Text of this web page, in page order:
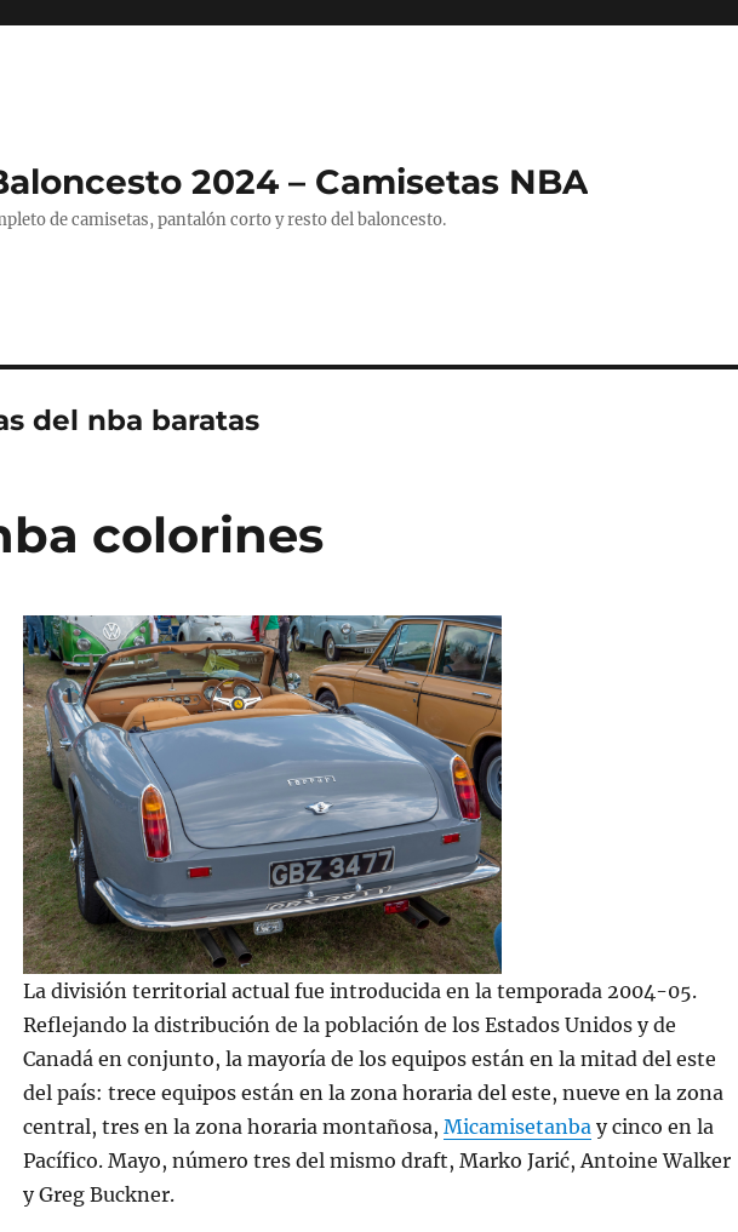
2024 – Camisetas NBA
de camisetas, pantalón corto y resto del baloncesto.
del nba baratas
colorines
La división territorial actual fue introducida en la temporada 2004-05.
Reflejando la distribución de la población de los Estados Unidos y de
Canadá en conjunto, la mayoría de los equipos están en la mitad del este
del país: trece equipos están en la zona horaria del este, nueve en la zona
central, tres en la zona horaria montañosa, Micamisetanbay cinco en la
Pacífico. Mayo, número tres del mismo draft, Marko Jarić, Antoine Walker
y Greg Buckner.